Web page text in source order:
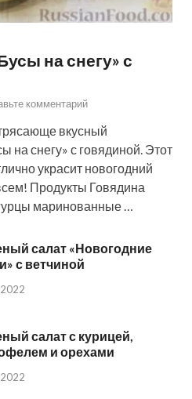
на снегу» с
комментарий
вкусный
на снегу» с говядиной. Этот
украсит новогодний
Продукты Говядина
маринованные …
салат «Новогодние
с ветчиной
салат с курицей,
и орехами